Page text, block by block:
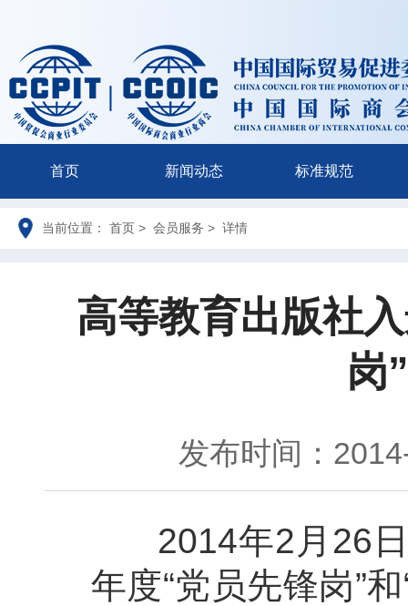
首页 新闻动态 标准规范
当前位置： 首页 > 会员服务 > 详情
高等教育出版社
岗
发布时间：
2014年2月26日
年度“党员先锋岗”